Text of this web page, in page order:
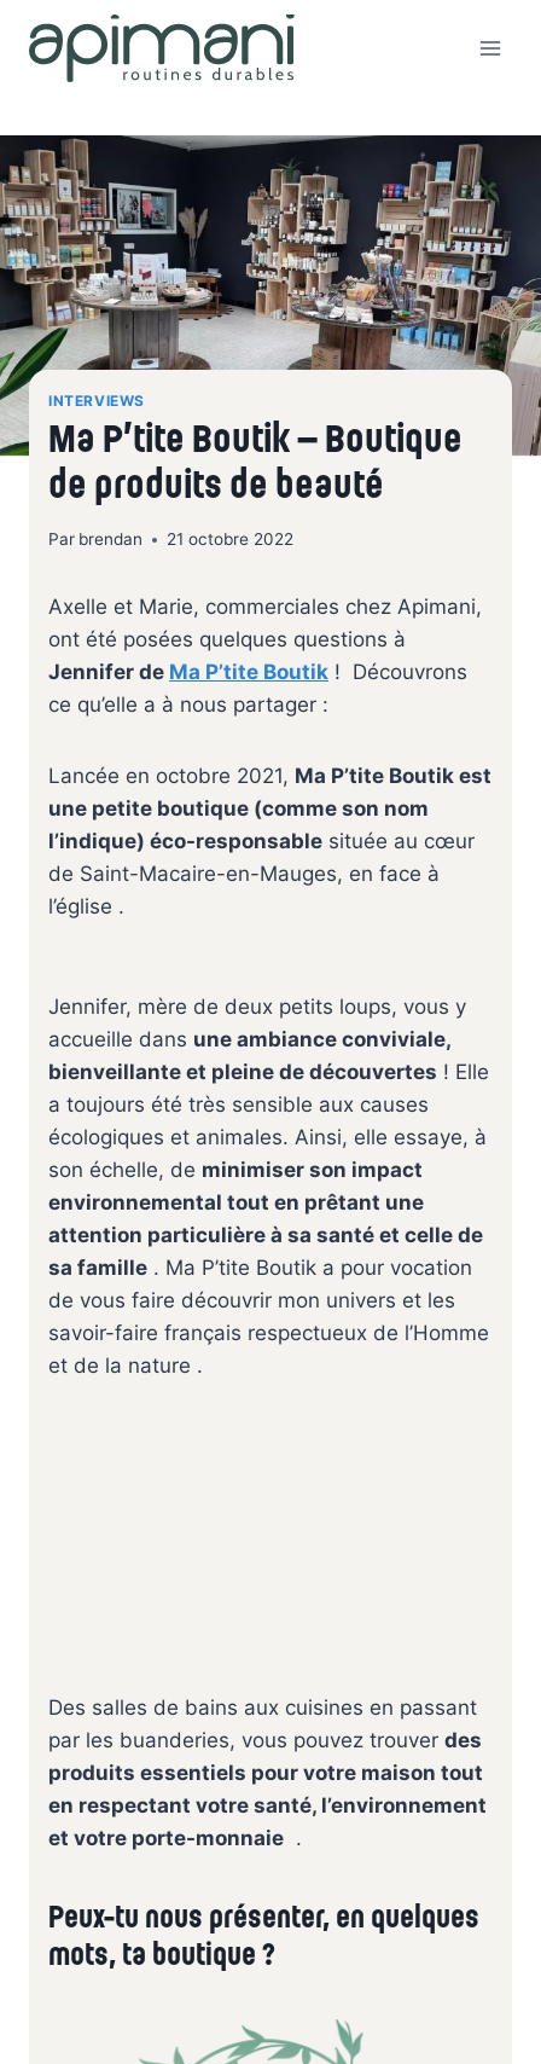
contenu
INTERVIEWS
Ma P’tite Boutik – Boutique
de produits de beauté
Par brendan 21 octobre 2022
Axelle et Marie, commerciales chez Apimani,
ont été posées quelques questions à
Jennifer de Ma P’tite Boutik ! Découvrons
ce qu’elle a à nous partager :
Lancée en octobre 2021, Ma P’tite Boutik est
une petite boutique (comme son nom
l’indique) éco-responsable située au cœur
de Saint-Macaire-en-Mauges, en face à
l’église .
Jennifer, mère de deux petits loups, vous y
accueille dans une ambiance conviviale,
bienveillante et pleine de découvertes ! Elle
a toujours été très sensible aux causes
écologiques et animales. Ainsi, elle essaye, à
son échelle, de minimiser son impact
environnemental tout en prêtant une
attention particulière à sa santé et celle de
sa famille . Ma P’tite Boutik a pour vocation
de vous faire découvrir mon univers et les
savoir-faire français respectueux de l’Homme
et de la nature .
Des salles de bains aux cuisines en passant
par les buanderies, vous pouvez trouver des
produits essentiels pour votre maison tout
en respectant votre santé, l’environnement
et votre porte-monnaie .
Peux-tu nous présenter, en quelques
mots, ta boutique ?